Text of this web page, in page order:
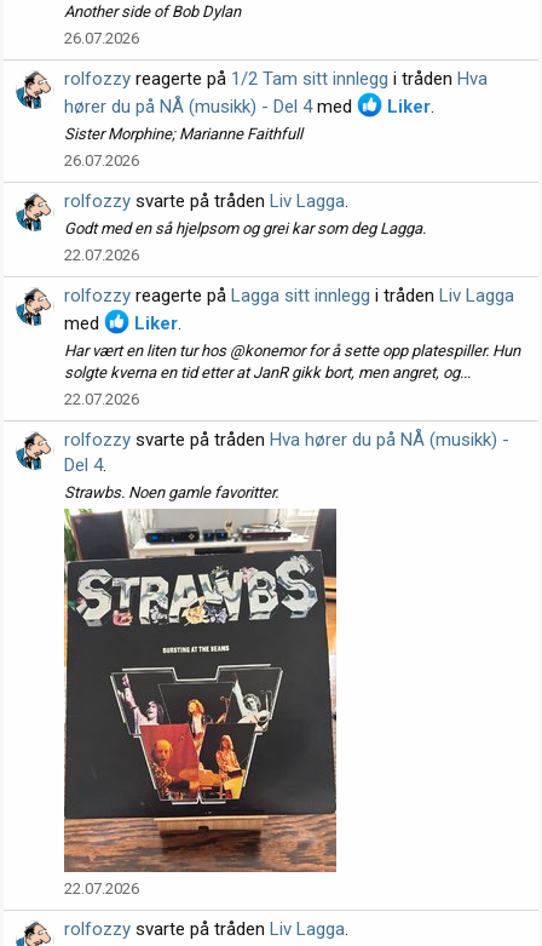
Another side of Bob Dylan
26.07.2026
rolfozzy reagerte på 1/2 Tam sitt innlegg i tråden Hva
hører du på NÅ (musikk) - Del 4med Liker.
Sister Morphine; Marianne Faithfull
26.07.2026
rolfozzy svarte på tråden Liv Lagga.
Godt med en så hjelpsom og grei kar som deg Lagga.
22.07.2026
rolfozzy reagerte på Lagga sitt innlegg i tråden Liv Lagga
med
Liker.
Har vært en liten tur hos @konemor for å sette opp platespiller. Hun
solgte kverna en tid etter at JanR gikk bort, men angret, og...
22.07.2026
rolfozzy svarte på tråden Hva hører du på NÅ (musikk) -
Del 4.
Strawbs. Noen gamle favoritter.
22.07.2026
rolfozzy svarte på tråden Liv Lagga.